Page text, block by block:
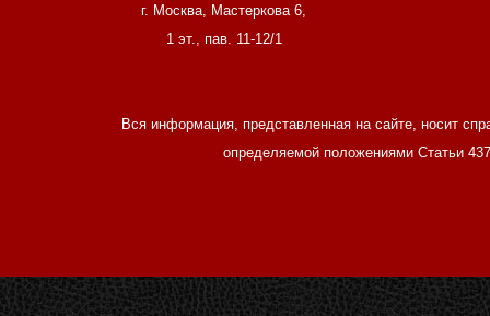
г. Москва, Мастеркова 6,
1 эт., пав. 11-12/1
Вся информация, представленная на сайте, носит
определяемой положениями Статьи